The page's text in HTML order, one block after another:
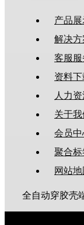
产品
解决方
客服服
资料下
人力
关于我
会员中
聚合标
网站地